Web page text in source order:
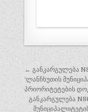
პოსტის
← განკარგულება
‘ლანჩხუთის
პრიორიტეტების
განკარგულება